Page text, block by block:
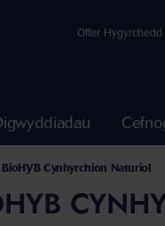
Offer Hygyrchedd
Cynhyrchion Naturiol